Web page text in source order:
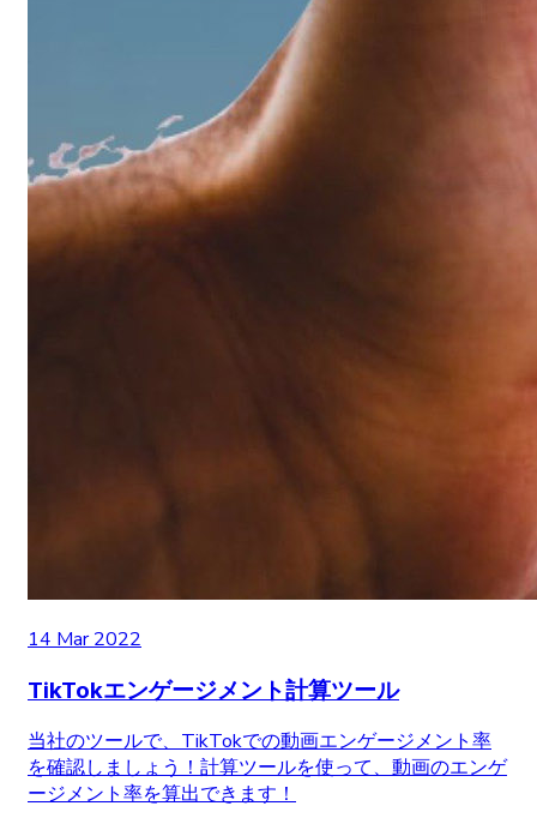
14 Mar 2022
TikTokエンゲージメント計算ツール
当社のツールで、TikTokでの動画エンゲージメント率
を確認しましょう！計算ツールを使って、動画のエンゲ
ージメント率を算出できます！